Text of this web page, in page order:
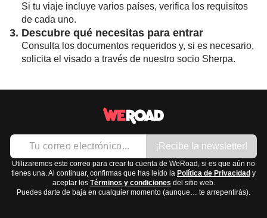
Si tu viaje incluye varios países, verifica los requisitos
de cada uno.
3. Descubre qué necesitas para entrar
Consulta los documentos requeridos y, si es necesario,
solicita el visado a través de nuestro socio Sherpa.
¡Recibe la newsletter!
Utilizaremos este correo para crear tu cuenta de WeRoad, si es que aún no
tienes una. Al continuar, confirmas que has leído la Política de Privacidad y
aceptar los Términos y condiciones del sitio web.
Puedes darte de baja en cualquier momento (aunque… te arrepentirás).